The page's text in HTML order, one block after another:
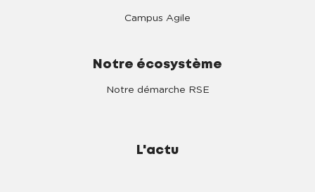
Campus Agile
Notre écosystème
Notre démarche RSE
L'actu